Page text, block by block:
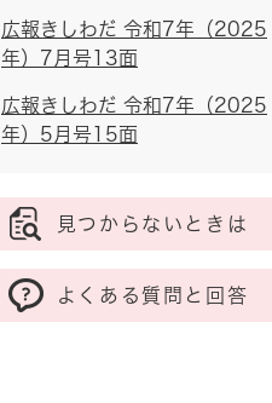
広報きしわだ 令和7年（2025
年）7月号13面
広報きしわだ 令和7年（2025
年）5月号15面
見つからないときは
よくある質問と回答